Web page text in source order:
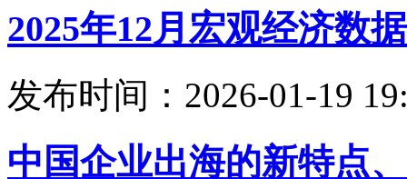
2025年12月宏观经济数
发布时间：2026-01-19
中国企业出海的新特点